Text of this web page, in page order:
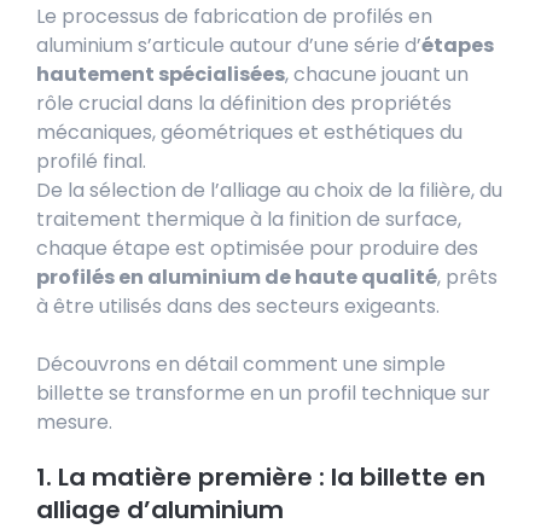
Le processus de fabrication de profilés en
aluminium s’articule autour d’une série d’étapes
hautement spécialisées, chacune jouant un
rôle crucial dans la définition des propriétés
mécaniques, géométriques et esthétiques du
profilé final.
De la sélection de l’alliage au choix de la filière, du
traitement thermique à la finition de surface,
chaque étape est optimisée pour produire des
profilés en aluminium de haute qualité, prêts
à être utilisés dans des secteurs exigeants.
Découvrons en détail comment une simple
billette se transforme en un profil technique sur
mesure.
1. La matière première : la billette en
alliage d’aluminium